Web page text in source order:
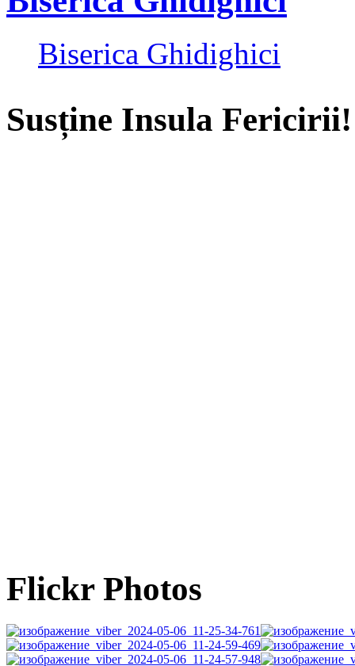
Biserica Ghidighici
Susține Insula Fericirii!
Flickr Photos